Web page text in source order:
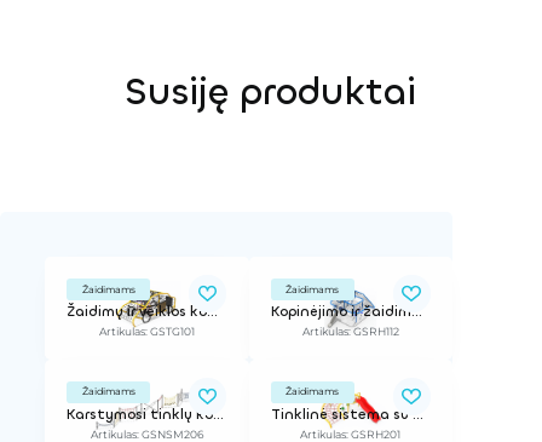
Susiję produktai
Žaidimams
Žaidimų ir veiklos kompleksas
Artikulas: GSTG101
Žaidimams
Kopinėjimo ir žaidimų tinklų trasa
Artikulas: GSRH112
Žaidimams
Karstymosi tinklų kompleksas iš 7 skirtingų dalių
Artikulas: GSNSM206
Žaidimams
Tinklinė sistema su čiuožykla
Artikulas: GSRH201